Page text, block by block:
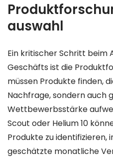
auswahl
Ein kritischer Schritt beim
Geschäfts ist die
müssen Produkte finden,
Nachfrage, sondern auch
Wettbewerbsstärke
Scout oder Helium 10
Produkte zu identifizieren,
geschätzte monatliche